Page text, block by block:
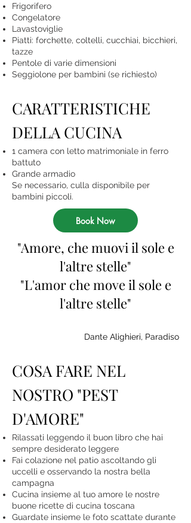
Frigorifero
Congelatore
Lavastoviglie
Piatti: forchette, coltelli, cucchiai, bicchieri,
tazze
Pentole di varie dimensioni
Seggiolone per bambini (se richiesto)
CARATTERISTICHE
DELLA CUCINA
1 camera con letto matrimoniale in ferro
battuto
Grande armadio
Se necessario, culla disponibile per
bambini piccoli.
Book Now
"Amore, che muovi il sole e
l'altre stelle"
"L'amor che move il sole e
l'altre stelle"
Dante Alighieri, Paradiso
COSA FARE NEL
NOSTRO "PEST
D'AMORE"
Rilassati leggendo il buon libro che hai
sempre desiderato leggere
Fai colazione nel patio ascoltando gli
uccelli e osservando la nostra bella
campagna
Cucina insieme al tuo amore le nostre
buone ricette di cucina toscana
Guardate insieme le foto scattate durante